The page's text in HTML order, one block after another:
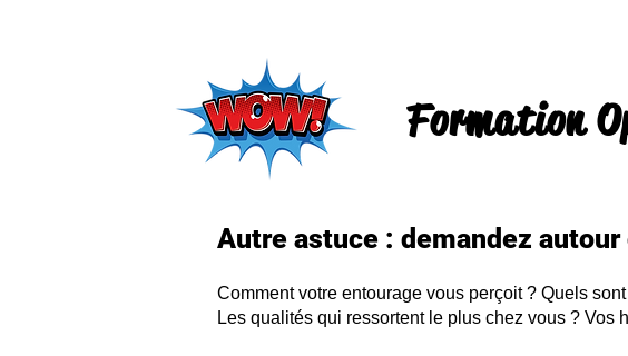
Autre astuce : demandez autour
Comment votre entourage vous perçoit ? Quels
Les qualités qui ressortent le plus chez vous ? Vos
Formation